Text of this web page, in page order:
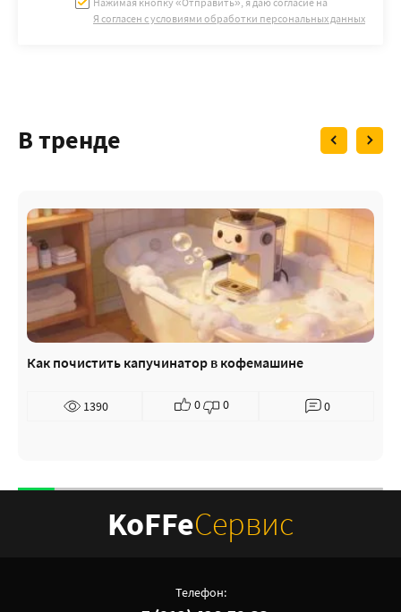
Я согласен с условиями обработки персональных данных
В тренде
Как почистить капучинатор в кофемашине
1390 0 0 0
KoFFeСервис
Телефон: